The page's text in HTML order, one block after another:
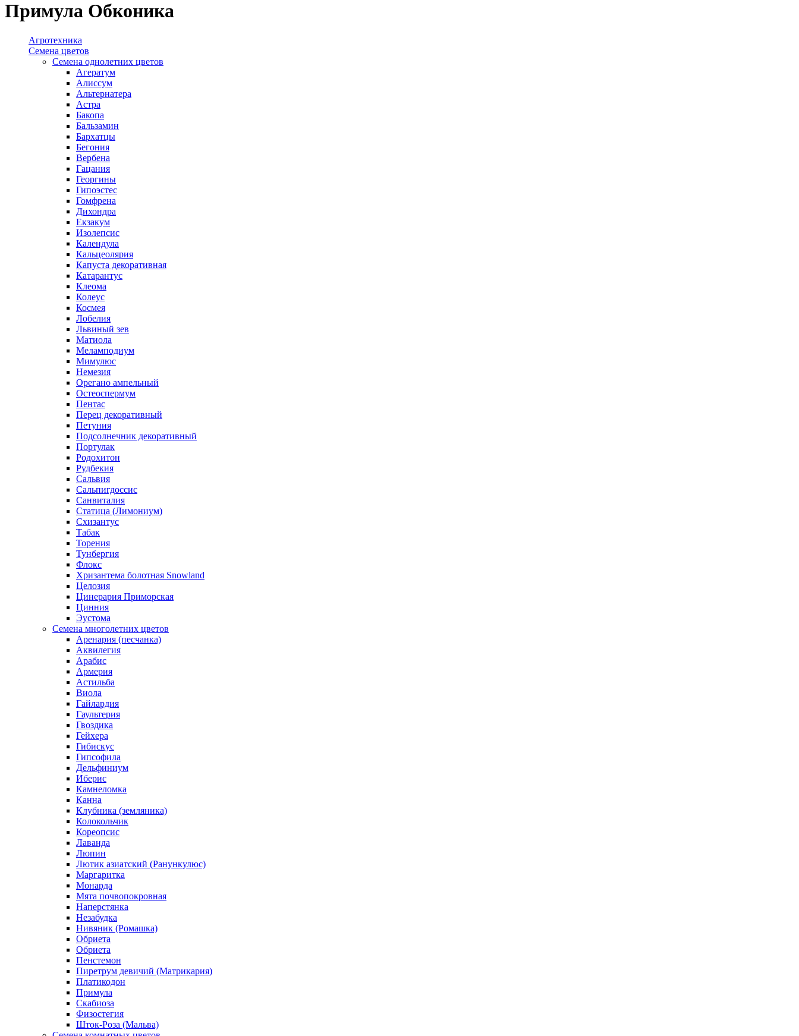
Примула Обконика
Агротехника
Семена цветов
Семена однолетних цветов
Агератум
Алиссум
Альтернатера
Астра
Бакопа
Бальзамин
Бархатцы
Бегония
Вербена
Гацания
Георгины
Гипоэстес
Гомфрена
Дихондра
Екзакум
Изолепсис
Календула
Кальцеолярия
Капуста декоративная
Катарантус
Клеома
Колеус
Космея
Лобелия
Львиный зев
Матиола
Меламподиум
Мимулюс
Немезия
Орегано ампельный
Остеоспермум
Пентас
Перец декоративный
Петуния
Подсолнечник декоративный
Портулак
Родохитон
Рудбекия
Сальвия
Сальпигдоссис
Санвиталия
Статица (Лимониум)
Схизантус
Табак
Торения
Тунбергия
Флокс
Хризантема болотная Snowland
Целозия
Цинерария Приморская
Цинния
Эустома
Семена многолетних цветов
Аренария (песчанка)
Аквилегия
Арабис
Армерия
Астильба
Виола
Гайлардия
Гаультерия
Гвоздика
Гейхера
Гибискус
Гипсофила
Дельфиниум
Иберис
Камнеломка
Канна
Клубника (земляника)
Колокольчик
Кореопсис
Лаванда
Люпин
Лютик азиатский (Ранункулюс)
Маргаритка
Монарда
Мята почвопокровная
Наперстянка
Незабудка
Нивяник (Ромашка)
Обриета
Обриета
Пенстемон
Пиретрум девичий (Матрикария)
Платикодон
Примула
Скабиоза
Физостегия
Шток-Роза (Мальва)